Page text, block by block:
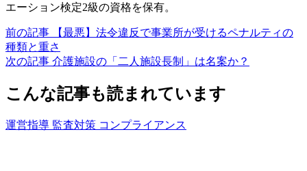
エーション検定2級の資格を保有。
前の記事
【最悪】法令違反で事業所が受けるペナルティの
種類と重さ
次の記事 介護施設の「二人施設長制」は名案か？
こんな記事も読まれています
運営指導 監査対策 コンプライアンス